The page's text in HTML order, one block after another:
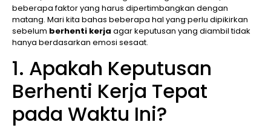
beberapa faktor yang harus dipertimbangkan dengan
matang. Mari kita bahas beberapa hal yang perlu dipikirkan
sebelum berhenti kerja agar keputusan yang diambil tidak
hanya berdasarkan emosi sesaat.
1. Apakah Keputusan
Berhenti Kerja Tepat
pada Waktu Ini?